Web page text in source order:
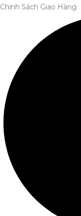
Chính Sách Giao Hàng